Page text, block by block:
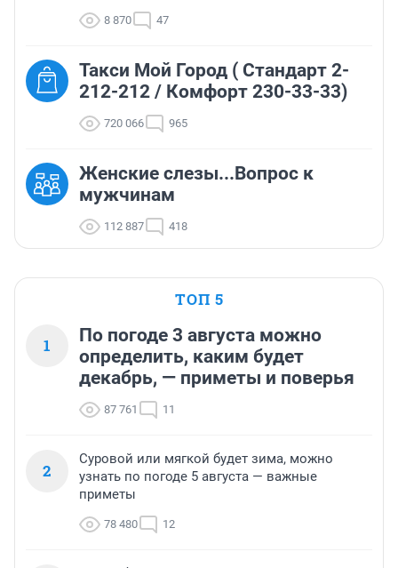
8 870 47
Такси Мой Город ( Стандарт 2-
212-212 / Комфорт 230-33-33)
720 066 965
Женские слезы...Вопрос к
мужчинам
112 887 418
ТОП 5
1
По погоде 3 августа можно
определить, каким будет
декабрь, — приметы и поверья
87 761 11
2
Суровой или мягкой будет зима, можно
узнать по погоде 5 августа — важные
приметы
78 480 12